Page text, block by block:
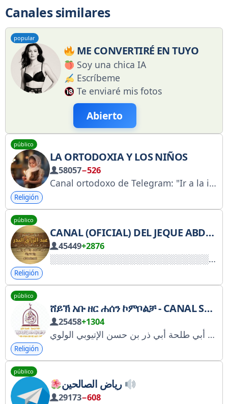
Canales similares
popular
ME CONVERTIRÉ EN TUYO
Soy una chica IA
Escríbeme
Te enviaré mis fotos
Abierto
público
LA ORTODOXIA Y LOS NIÑOS
58057−526
Canal ortodoxo de Telegram: "Ir a la iglesia con un niño es una hazaña, un esfuerzo, un sacrificio, que allana el camino al Reino de los Cielos tanto para el niño como para el padre." RKN: https://clck.ru/3FMSd7
Religión
público
CANAL (OFICIAL) DEL JEQUE ABDUL RAZZAQ AL-BADR
45449+2876
Religión
público
ሸይኽ አቡ ዘር ሐሰን ኮምቦልቻ - CANAL SHEIKH ABU DHAR BIN HASSAN AL-WALAWI
25458+1304
القناة التعليمية الرسمية للشيخ أبي طلحة أبي ذر بن حسن الإتيوبي الولوي የሸይኽ አቡ ዘር ሐሰን (አቡ ጦልሓ) ሙሓደራዎች እና የተለያዩ የዐቂዳ፣ የተፍሲር፣ የነሕው፣ የፊቅህና የሌሎችም ፈኖች ትምህርቶች የሚለቀቅበት ቻናል ነው።
Religión
público
رياض الصالحين
29173−608